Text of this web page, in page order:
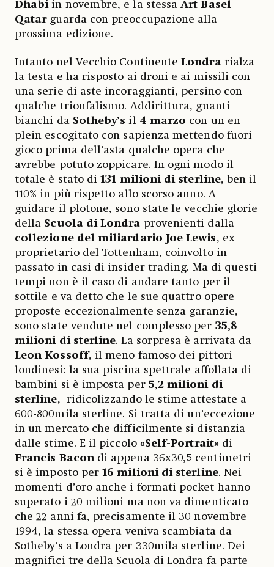
Dhabiin novembre, e la stessaArt Basel
Qatarguarda con preoccupazione alla
prossima edizione.
Intanto nel Vecchio ContinenteLondrarialza
la testa e ha risposto ai droni e ai missili con
una serie di aste incoraggianti, persino con
qualche trionfalismo. Addirittura, guanti
bianchi da Sotheby’s il 4 marzo con un en
plein escogitato con sapienza mettendo fuori
gioco prima dell’asta qualche opera che
avrebbe potuto zoppicare. In ogni modo il
totale è stato di131 milioni di sterline, ben il
110% in più rispetto allo scorso anno. A
guidare il plotone, sono state le vecchie glorie
della Scuola di Londra provenienti dalla
collezione del miliardario Joe Lewis, ex
proprietario del Tottenham, coinvolto in
passato in casi di insider trading. Ma di questi
tempi non è il caso di andare tanto per il
sottile e va detto che le sue quattro opere
proposte eccezionalmente senza garanzie,
sono state vendute nel complesso per 35,8
milioni di sterline. La sorpresa è arrivata da
Leon Kossoff, il meno famoso dei pittori
londinesi: la sua piscina spettrale affollata di
bambini si è imposta per 5,2 milioni di
sterline,
ridicolizzando le stime attestate a
600-800mila sterline. Si tratta di un’eccezione
in un mercato che difficilmente si distanzia
dalle stime. E il piccolo «Self-Portrait»di
Francis Bacondi appena 36x30,5 centimetri
si è imposto per16 milioni di sterline. Nei
momenti d’oro anche i formati pocket hanno
superato i 20 milioni ma non va dimenticato
che 22 anni fa, precisamente il 30 novembre
1994, la stessa opera veniva scambiata da
Sotheby’s a Londra per 330mila sterline. Dei
magnifici tre della Scuola di Londra fa parte